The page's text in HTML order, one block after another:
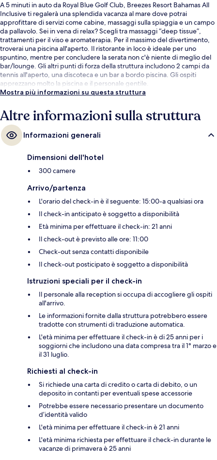
A 5 minuti in auto da Royal Blue Golf Club, Breezes Resort Bahamas All
Inclusive ti regalerà una splendida vacanza al mare dove potrai
approfittare di servizi come cabine, massaggi sulla spiaggia e un campo
da pallavolo. Sei in vena di relax? Scegli tra massaggi “deep tissue”,
trattamenti per il viso e aromaterapia. Per il massimo del divertimento,
troverai una piscina all'aperto. Il ristorante in loco è ideale per uno
spuntino, mentre per concludere la serata non c'è niente di meglio del
bar/lounge. Gli altri punti di forza della struttura includono 2 campi da
tennis all'aperto, una discoteca e un bar a bordo piscina. Gli ospiti
apprezzano molto la piscina e il personale gentile.
Mostra più informazioni su questa struttura
Altre informazioni sulla struttura
Informazioni generali
Dimensioni dell'hotel
300 camere
Arrivo/partenza
L'orario del check-in è il seguente: 15:00-a qualsiasi ora
Il check-in anticipato è soggetto a disponibilità
Età minima per effettuare il check-in: 21 anni
Il check-out è previsto alle ore: 11:00
Check-out senza contatti disponibile
Il check-out posticipato è soggetto a disponibilità
Istruzioni speciali per il check-in
Il personale alla reception si occupa di accogliere gli ospiti
all'arrivo.
Le informazioni fornite dalla struttura potrebbero essere
tradotte con strumenti di traduzione automatica.
L'età minima per effettuare il check-in è di 25 anni per i
soggiorni che includono una data compresa tra il 1° marzo e
il 31 luglio.
Richiesti al check-in
Si richiede una carta di credito o carta di debito, o un
deposito in contanti per eventuali spese accessorie
Potrebbe essere necessario presentare un documento
d’identità valido
L'età minima per effettuare il check-in è 21 anni
L'età minima richiesta per effettuare il check-in durante le
vacanze di primavera è 25 anni